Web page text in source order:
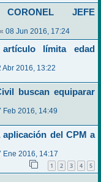
CORONEL JEFE
« 08 Jun 2016, 17:24
límita edad
Abr 2016, 13:22
buscan equiparar
Feb 2016, 14:49
del CPM a
Ene 2016, 14:17
1 2 3 4 5